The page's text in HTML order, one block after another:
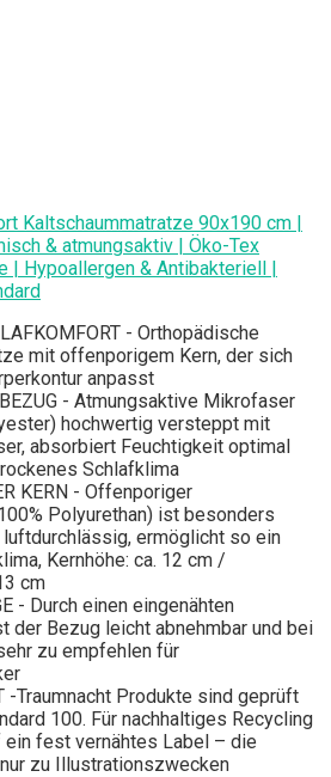
Kaltschaummatratze 90x190 cm |
& atmungsaktiv | Öko-Tex
| Hypoallergen & Antibakteriell |
- Orthopädische
mit offenporigem Kern, der sich
anpasst
BEZUG - Atmungsaktive Mikrofaser
hochwertig versteppt mit
absorbiert Feuchtigkeit optimal
Schlafklima
KERN - Offenporiger
Polyurethan) ist besonders
ermöglicht so ein
Kernhöhe: ca. 12 cm /
cm
- Durch einen eingenähten
der Bezug leicht abnehmbar und bei
zu empfehlen für
-Traumnacht Produkte sind geprüft
100. Für nachhaltiges Recycling
fest vernähtes Label – die
zu Illustrationszwecken